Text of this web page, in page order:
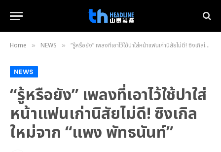
Home » NEWS » “รู้หรือยัง” เพลงที่เอาไว้ใช้ปาใส่หน้าแฟนเก่านิสัยไม่ดี! ซิงเกิลใหม่จาก “แพง พัทธนันท์”
NEWS
“รู้หรือยัง” เพลงที่เอาไว้ใช้ปาใส่
หน้าแฟนเก่านิสัยไม่ดี! ซิงเกิล
ใหม่จาก “แพง พัทธนันท์”